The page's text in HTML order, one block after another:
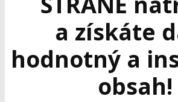
a získáte
hodnotný a
obsah!